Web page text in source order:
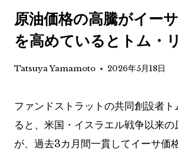
原油価格の高騰がイー
を高めているとトム・
Tatsuya Yamamoto 2026年5月18日
ファンドストラットの共同創設者ト
ると、米国・イスラエル戦争以来
が、過去3カ月間一貫してイーサ価